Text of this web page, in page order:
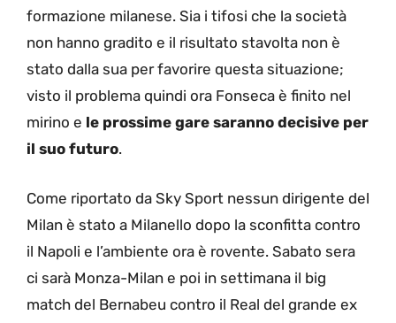
formazione milanese. Sia i tifosi che la società
non hanno gradito e il risultato stavolta non è
stato dalla sua per favorire questa situazione;
visto il problema quindi ora Fonseca è finito nel
mirino e le prossime gare saranno decisive per
il suo futuro.
Come riportato da Sky Sport nessun dirigente del
Milan è stato a Milanello dopo la sconfitta contro
il Napoli e l’ambiente ora è rovente. Sabato sera
ci sarà Monza-Milan e poi in settimana il big
match del Bernabeu contro il Real del grande ex